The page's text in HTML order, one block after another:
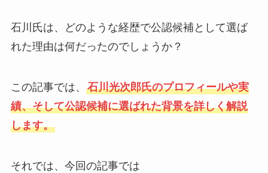
石川氏は、どのような経歴で公認候補として選ば
れた理由は何だったのでしょうか？
この記事では、 石川光次郎氏のプロフィールや実
績、そして公認候補に選ばれた背景を詳しく解説
します。
それでは、今回の記事では